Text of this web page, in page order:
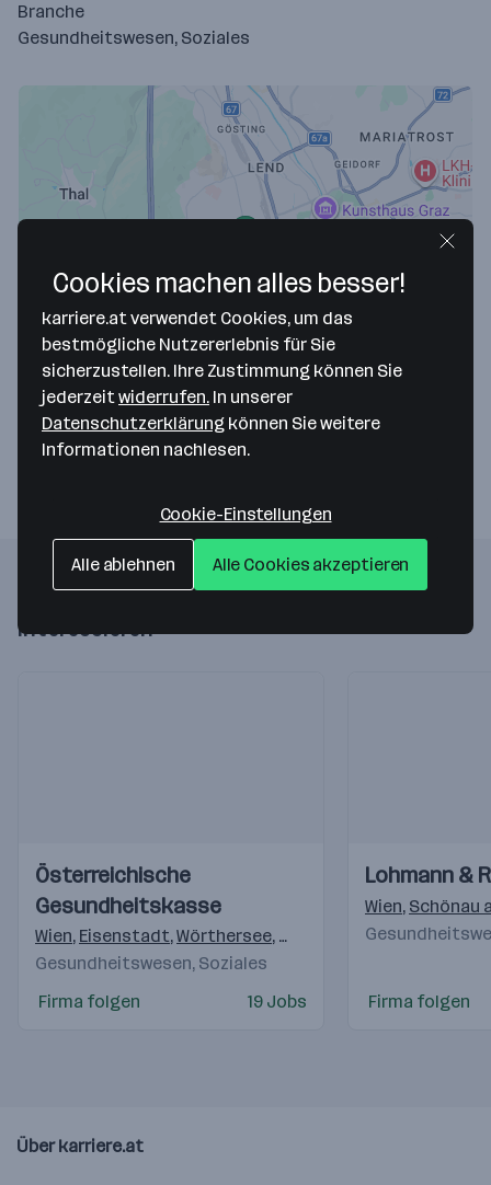
Branche
Gesundheitswesen, Soziales
Map data ©2026 Google
Augenklinik Steiermark
Mälzereigasse 4 4
8020 Graz— Route berechnen
Folgende Firmen könnten dich auch
interessieren
Videos
Einblicke
Einblicke
Österreichische
Gesundheitskasse
Wien, Eisenstadt,Wörthersee, Pölten Linz,Salzburg,Graz
Gesundheitswesen, Soziales
Firma folgen
19 Jobs
Videos
Einblicke
Einblicke
Lohmann &
Wien, Schönau
Firma folgen
Über karriere.at
Cookies machen alles besser!
karriere.at verwendet Cookies, um das
bestmögliche Nutzererlebnis für Sie
sicherzustellen. Ihre Zustimmung können Sie
jederzeit widerrufen. In unserer
Datenschutzerklärung können Sie weitere
Informationen nachlesen.
Cookie-Einstellungen
Alle ablehnen Alle Cookies akzeptieren